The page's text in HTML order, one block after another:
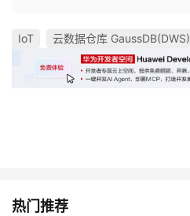
IoT 云数据仓库 GaussDB(DWS)
热门推荐